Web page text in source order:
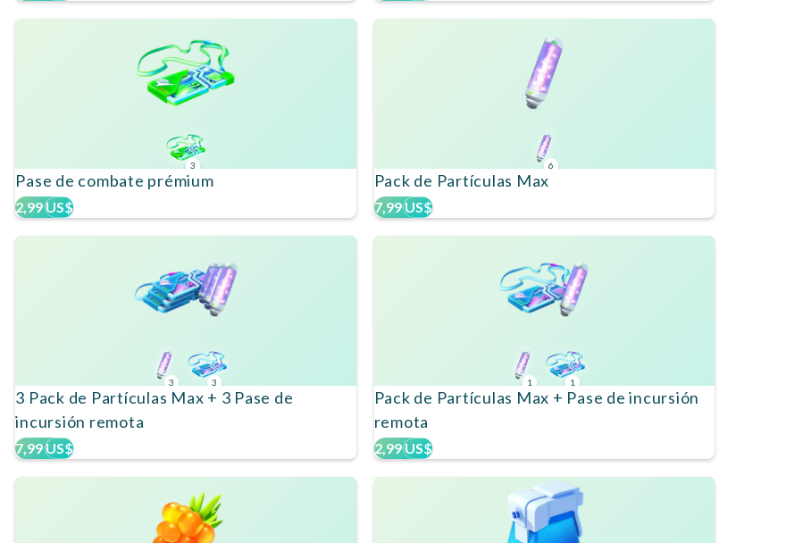
3
Pase de combate prémium
2,99 US$
6
Pack de Partículas Max
7,99 US$
3 3
3 Pack de Partículas Max + 3 Pase de
incursión remota
7,99 US$
1 1
Pack de Partículas Max + Pase de incursión
remota
2,99 US$